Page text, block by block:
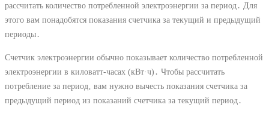
рассчитать количество потребленной электроэнергии за период․ Для
этого вам понадобятся показания счетчика за текущий и предыдущий
периоды․
Счетчик электроэнергии обычно показывает количество потребленной
электроэнергии в киловатт-часах (кВт·ч)․ Чтобы рассчитать
потребление за период‚ вам нужно вычесть показания счетчика за
предыдущий период из показаний счетчика за текущий период․